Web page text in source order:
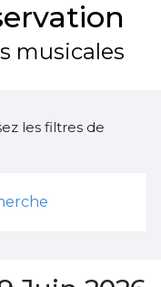
musicales
les filtres de